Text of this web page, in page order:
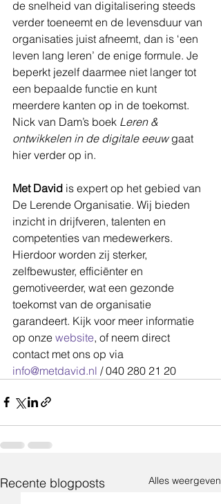
de snelheid van digitalisering steeds
verder toeneemt en de levensduur van
organisaties juist afneemt, dan is ‘een
leven lang leren’ de enige formule. Je
beperkt jezelf daarmee niet langer tot
een bepaalde functie en kunt
meerdere kanten op in de toekomst.
Nick van Dam’s boek Leren &
ontwikkelen in de digitale eeuw gaat
hier verder op in.
Met David is expert op het gebied van
De Lerende Organisatie. Wij bieden
inzicht in drijfveren, talenten en
competenties van medewerkers.
Hierdoor worden zij sterker,
zelfbewuster, efficiënter en
gemotiveerder, wat een gezonde
toekomst van de organisatie
garandeert. Kijk voor meer informatie
op onze website, of neem direct
contact met ons op via
info@metdavid.nl / 040 280 21 20
Recente blogposts Alles weergeven